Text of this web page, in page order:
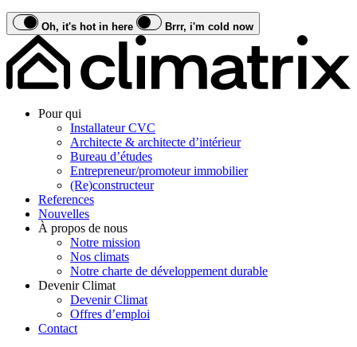
Oh, it's hot in here Brrr, i'm cold now
Pour qui
Installateur CVC
Architecte & architecte d’intérieur
Bureau d’études
Entrepreneur/promoteur immobilier
(Re)constructeur
References
Nouvelles
À propos de nous
Notre mission
Nos climats
Notre charte de développement durable
Devenir Climat
Devenir Climat
Offres d’emploi
Contact